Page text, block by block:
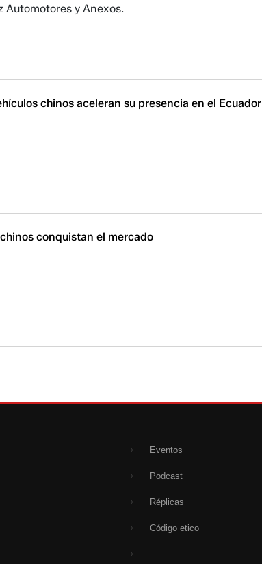
Automotores y Anexos.
chinos aceleran su presencia en el Ecuador
conquistan el mercado
›
›
›
›
›
Eventos
Podcast
Réplicas
Código etico